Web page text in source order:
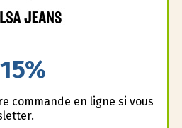
15%
commande en ligne si vous